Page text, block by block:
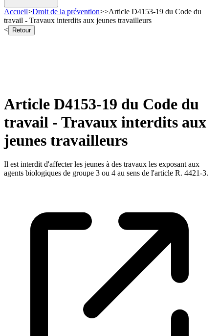
Accueil>Droit de la prévention>>Article D4153-19 du Code du
travail - Travaux interdits aux jeunes travailleurs
<
Retour
Article D4153-19 du Code du
travail - Travaux interdits aux
jeunes travailleurs
Il est interdit d'affecter les jeunes à des travaux les exposant aux
agents biologiques de groupe 3 ou 4 au sens de l'article R. 4421-3.